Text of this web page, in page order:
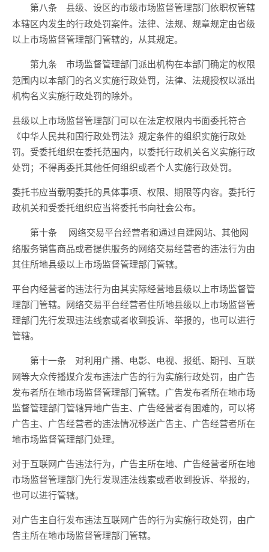
第八条 县级、设区的市级市场监督管理部门依职权管辖
本辖区内发生的行政处罚案件。法律、法规、规章规定由省级
以上市场监督管理部门管辖的，从其规定。
第九条 市场监督管理部门派出机构在本部门确定的权限
范围内以本部门的名义实施行政处罚，法律、法规授权以派出
机构名义实施行政处罚的除外。
县级以上市场监督管理部门可以在法定权限内书面委托符合
《中华人民共和国行政处罚法》规定条件的组织实施行政处
罚。受委托组织在委托范围内，以委托行政机关名义实施行政
处罚；不得再委托其他任何组织或者个人实施行政处罚。
委托书应当载明委托的具体事项、权限、期限等内容。委托行
政机关和受委托组织应当将委托书向社会公布。
第十条
网络交易平台经营者和通过自建网站、其他网
络服务销售商品或者提供服务的网络交易经营者的违法行为由
其住所地县级以上市场监督管理部门管辖。
平台内经营者的违法行为由其实际经营地县级以上市场监督管
理部门管辖。网络交易平台经营者住所地县级以上市场监督管
理部门先行发现违法线索或者收到投诉、举报的，也可以进行
管辖。
第十一条 对利用广播、电影、电视、报纸、期刊、互联
网等大众传播媒介发布违法广告的行为实施行政处罚，由广告
发布者所在地市场监督管理部门管辖。广告发布者所在地市场
监督管理部门管辖异地广告主、广告经营者有困难的，可以将
广告主、广告经营者的违法情况移送广告主、广告经营者所在
地市场监督管理部门处理。
对于互联网广告违法行为，广告主所在地、广告经营者所在地
市场监督管理部门先行发现违法线索或者收到投诉、举报的，
也可以进行管辖。
对广告主自行发布违法互联网广告的行为实施行政处罚，由广
告主所在地市场监督管理部门管辖。